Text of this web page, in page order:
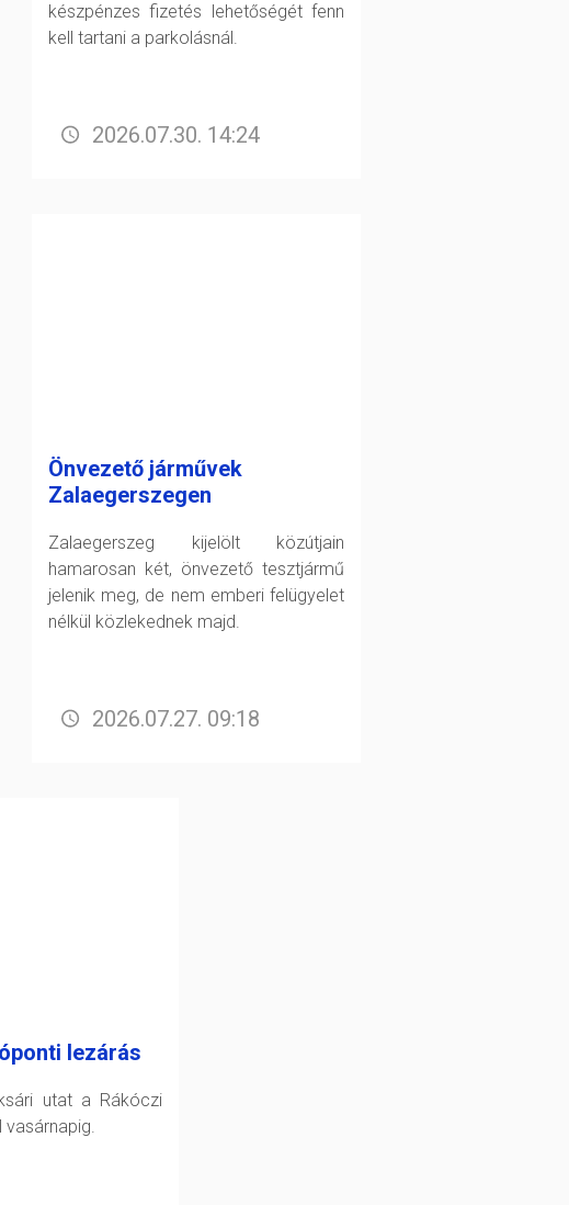
készpénzes fizetés lehetőségét fenn
kell tartani a parkolásnál.
2026.07.30. 14:24
Önvezető járművek
Zalaegerszegen
Zalaegerszeg kijelölt közútjain
hamarosan két, önvezető tesztjármű
jelenik meg, de nem emberi felügyelet
nélkül közlekednek majd.
2026.07.27. 09:18
lezárás
utat a Rákóczi
vasárnapig.